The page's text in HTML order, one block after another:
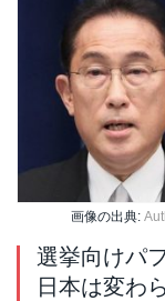
画像の出典:
選挙向けパ
日本は変わ